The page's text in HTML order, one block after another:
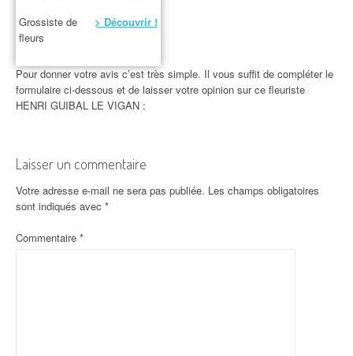
Grossiste de
fleurs
> Découvrir !
Pour donner votre avis c’est très simple. Il vous suffit de compléter le
formulaire ci-dessous et de laisser votre opinion sur ce fleuriste
HENRI GUIBAL LE VIGAN :
Laisser un commentaire
Votre adresse e-mail ne sera pas publiée. Les champs obligatoires
sont indiqués avec *
Commentaire *